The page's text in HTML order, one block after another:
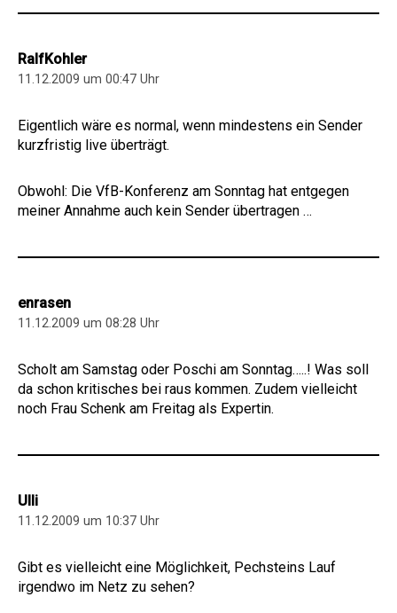
RalfKohler
11.12.2009 um 00:47 Uhr
Eigentlich wäre es normal, wenn mindestens ein Sender
kurzfristig live überträgt.
Obwohl: Die VfB-Konferenz am Sonntag hat entgegen
meiner Annahme auch kein Sender übertragen …
enrasen
11.12.2009 um 08:28 Uhr
Scholt am Samstag oder Poschi am Sonntag…..! Was soll
da schon kritisches bei raus kommen. Zudem vielleicht
noch Frau Schenk am Freitag als Expertin.
Ulli
11.12.2009 um 10:37 Uhr
Gibt es vielleicht eine Möglichkeit, Pechsteins Lauf
irgendwo im Netz zu sehen?